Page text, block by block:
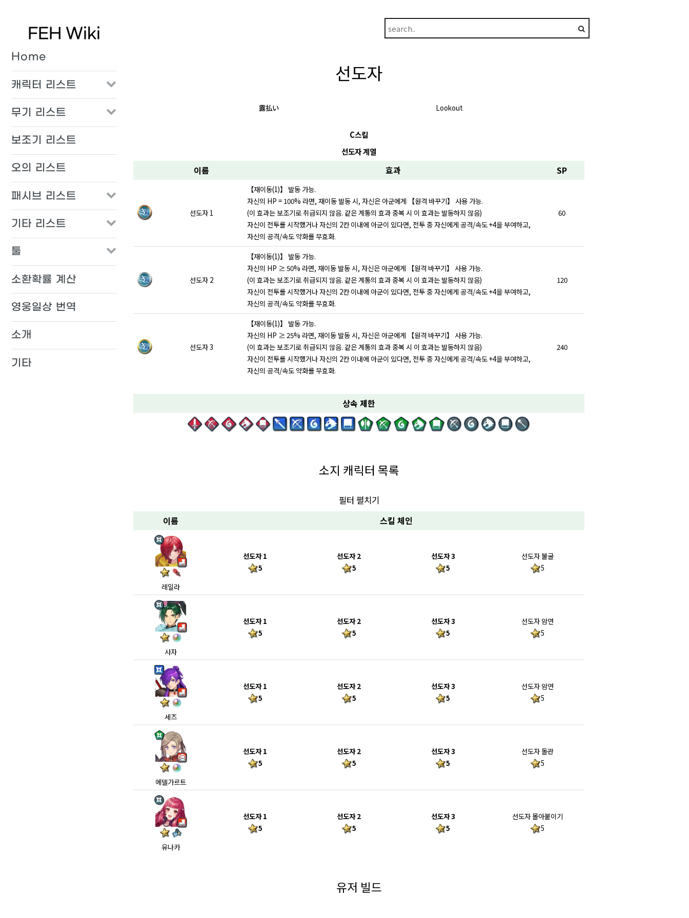
FEH Wiki
Home
캐릭터 리스트
무기 리스트
보조기 리스트
오의 리스트
패시브 리스트
기타 리스트
툴
소환확률 계산
영웅일상 번역
소개
기타
선도자
露払い Lookout
C스킬
선도자 계열
이름 효과 SP
선도자 1
【재이동(1)】 발동 가능.
자신의 HP = 100% 라면, 재이동 발동 시, 자신은 아군에게 【원격 바꾸기】 사용 가능.
(이 효과는 보조기로 취급되지 않음. 같은 계통의 효과 중복 시 이 효과는 발동하지 않음)
자신이 전투를 시작했거나 자신의 2칸 이내에 아군이 있다면, 전투 중 자신에게 공격/속도 +4을 부여하고,
자신의 공격/속도 약화를 무효화.
60
선도자 2
【재이동(1)】 발동 가능.
자신의 HP ≥ 50% 라면, 재이동 발동 시, 자신은 아군에게 【원격 바꾸기】 사용 가능.
(이 효과는 보조기로 취급되지 않음. 같은 계통의 효과 중복 시 이 효과는 발동하지 않음)
자신이 전투를 시작했거나 자신의 2칸 이내에 아군이 있다면, 전투 중 자신에게 공격/속도 +4을 부여하고,
자신의 공격/속도 약화를 무효화.
120
선도자 3
【재이동(1)】 발동 가능.
자신의 HP ≥ 25% 라면, 재이동 발동 시, 자신은 아군에게 【원격 바꾸기】 사용 가능.
(이 효과는 보조기로 취급되지 않음. 같은 계통의 효과 중복 시 이 효과는 발동하지 않음)
자신이 전투를 시작했거나 자신의 2칸 이내에 아군이 있다면, 전투 중 자신에게 공격/속도 +4을 부여하고,
자신의 공격/속도 약화를 무효화.
240
상속 제한
소지 캐릭터 목록
필터 펼치기
이름
스킬 체인
레일라
선도자 1
5
선도자 2
5
선도자 3
5
선도자 불굴
5
사자
선도자 1
5
선도자 2
5
선도자 3
5
선도자 암연
5
세즈
선도자 1
5
선도자 2
5
선도자 3
5
선도자 암연
5
에델가르트
선도자 1
5
선도자 2
5
선도자 3
5
선도자 돌관
5
유나카
선도자 1
5
선도자 2
5
선도자 3
5
선도자 몰아붙이기
5
유저 빌드